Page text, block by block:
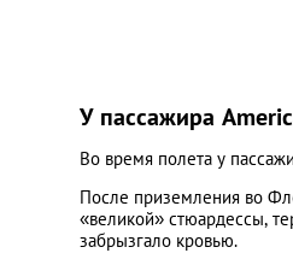
У пассажира
Во время полета у
После приземления во
«великой» стюардессы,
забрызгало кровью.